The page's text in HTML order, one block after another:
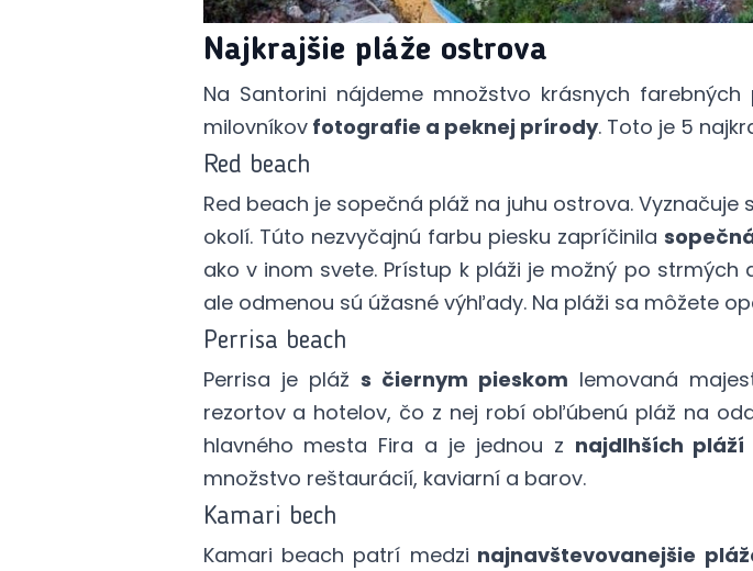
Najkrajšie pláže ostrova
Na Santorini nájdeme množstvo krásnych
milovníkovfotografie a peknej prírody. Toto je 5
Red beach
Red beach je sopečná pláž na juhu ostrova. Vyznačuje
okolí. Túto nezvyčajnú farbu piesku zapríčinila
ako v inom svete. Prístup k pláži je možný po
ale odmenou sú úžasné výhľady. Na pláži sa môžete
Perrisa beach
Perrisa je pláž s čiernym pieskom lemovaná
rezortov a hotelov, čo z nej robí obľúbenú pláž na
hlavného mesta Fira a je jednou z najdlhších pláží
množstvo reštaurácií, kaviarní a barov.
Kamari bech
Kamari beach patrí medzi najnavštevovanejšie